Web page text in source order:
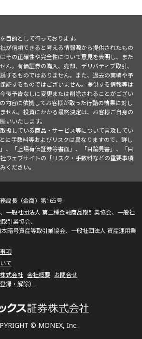
目的として行っております。
が信頼できると考える情報源から提供されたもの
その正確性や完全性について意見を表明し、また
ん。有価証券の購入、売却、デリバティブ取引、
するものではありません。また、過去の実績や予
証するものではございません。提供する情報等は
後予告なしに変更または削除されることがござい
内容に依拠してお客様が取った行動の結果に対し
せん。投資にかかる最終決定は、お客様ご自身の
いいたします。
扱している商品・サービス等について言及してい
に手数料等およびリスクは異なりますので、詳し
、「上場有価証券等書面」、「目論見書」、「目
ウェブサイトの「リスク・手数料などの重要事項
ください。
© MONEX, Inc.
局長（金商）第165号
一般社団法人 第二種金融商品取引業協会、一般社
引業協会、
暗号資産等取引業協会、一般社団法人 資産運用業
項
て
式会社 会社概要 お問合せ
録・解除）